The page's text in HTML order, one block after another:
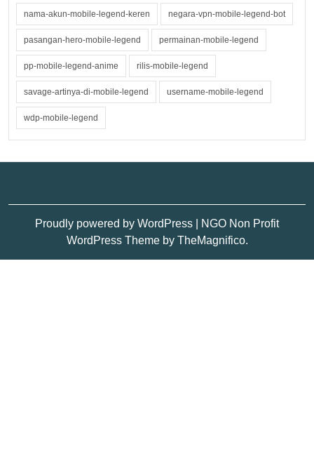
nama-akun-mobile-legend-keren negara-vpn-mobile-legend-bot
pasangan-hero-mobile-legend permainan-mobile-legend
pp-mobile-legend-anime rilis-mobile-legend
savage-artinya-di-mobile-legend username-mobile-legend
wdp-mobile-legend
Proudly powered by WordPress
NGO Non Profit
WordPress Theme by TheMagnifico.